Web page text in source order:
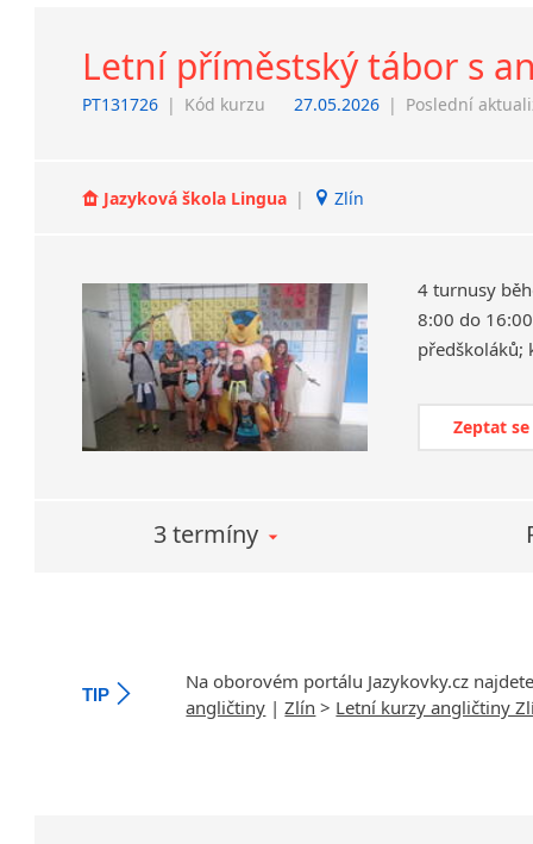
Letní příměstský tábor s
PT131726 | Kód kurzu 27.05.2026 | Poslední
Jazyková škola Lingua | Zlín
4 turnusy
8:00 do
předškoláků;
Zeptat
3 termíny
TIP
Na oborovém portálu Jazykovky.cz
angličtiny |Zlín > Letní kurzy angličtiny